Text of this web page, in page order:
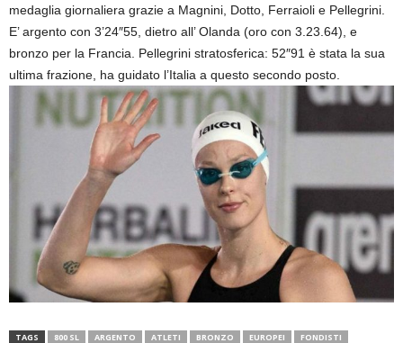
medaglia giornaliera grazie a Magnini, Dotto, Ferraioli e Pellegrini.
E’ argento con 3’24″55, dietro all’ Olanda (oro con 3.23.64), e
bronzo per la Francia. Pellegrini stratosferica: 52″91 è stata la sua
ultima frazione, ha guidato l’Italia a questo secondo posto.
TAGS 800 SL ARGENTO ATLETI BRONZO EUROPEI
FONDISTI